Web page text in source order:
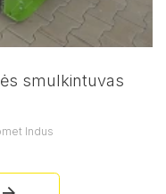
smulkintuvas
Indus